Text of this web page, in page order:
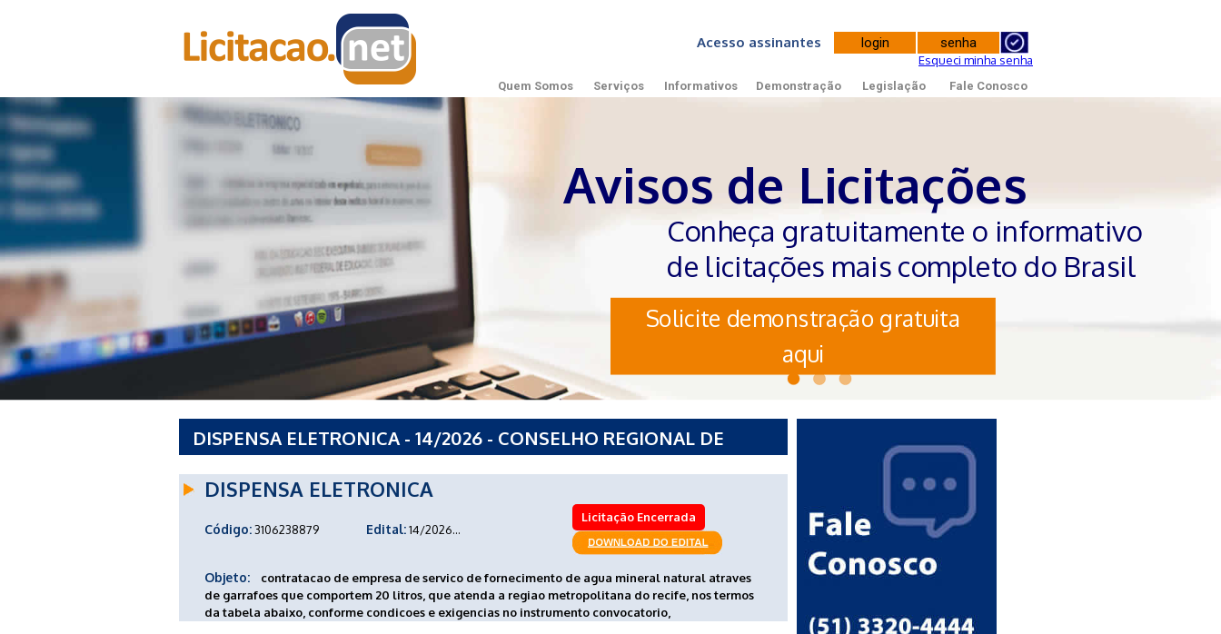
Acesso assinantes
Esqueci minha senha
Quem Somos Serviços Informativos Demonstração Legislação Fale Conosco
Avisos de Licitações
Conheça gratuitamente o informativo
de licitações mais completo do Brasil
Solicite demonstração gratuita
aqui
DISPENSA ELETRONICA - 14/2026 - CONSELHO REGIONAL DE
DISPENSA ELETRONICA
Código:3106238879 Edital:14/2026...
Licitação Encerrada
Objeto:
contratacao de empresa de servico de fornecimento de agua mineral natural atraves
de garrafoes que comportem 20 litros, que atenda a regiao metropolitana do recife, nos termos
da tabela abaixo, conforme condicoes e exigencias no instrumento convocatorio,